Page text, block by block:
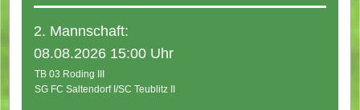
2. Mannschaft:
08.08.2026 15:00 Uhr
TB 03 Roding III
SG FC Saltendorf I/SC Teublitz II